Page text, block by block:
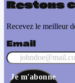
Restons
Recevez le meilleur
Email
Je m'abonne